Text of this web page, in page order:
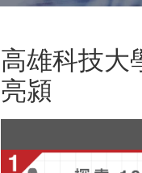
高雄科技大
亮潁